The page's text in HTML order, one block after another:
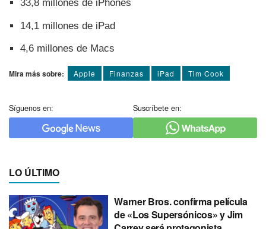
33,8 millones de iPhones
14,1 millones de iPad
4,6 millones de Macs
Mira más sobre: Apple Finanzas iPad Tim Cook
Síguenos en: Suscríbete en:
LO ÚLTIMO
Warner Bros. confirma película
de «Los Supersónicos» y Jim